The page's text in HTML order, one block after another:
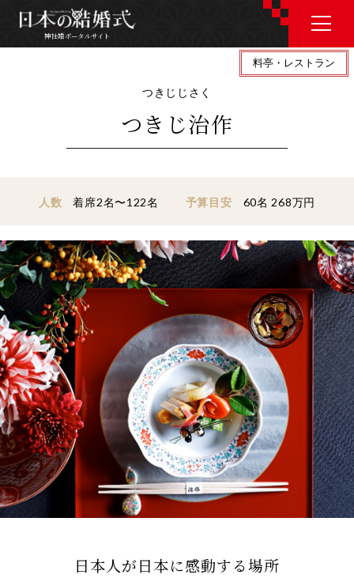
J P E N
衣裳を探す
和婚コラム
先輩カップル実例
クリップリスト
神社婚ポータルサイト
つきじじさく
つきじ治作
料亭・レストラン
人数 着席2名〜122名 予算目安 60名 268万円
日本人が日本に感動する場所